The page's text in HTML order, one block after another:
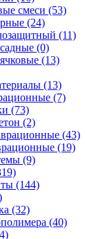
смеси (53)
(24)
(11)
(0)
(13)
(13)
(7)
(73)
(2)
(43)
(19)
(9)
(144)
(32)
(40)